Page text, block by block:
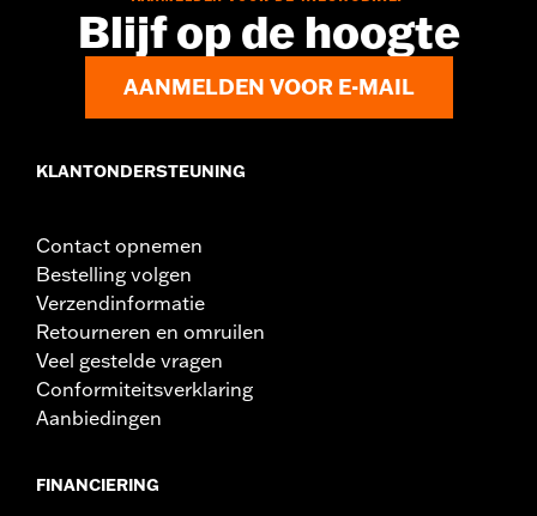
Blijf op de hoogte
AANMELDEN VOOR E-MAIL
KLANTONDERSTEUNING
Contact opnemen
Bestelling volgen
Verzendinformatie
Retourneren en omruilen
Veel gestelde vragen
Conformiteitsverklaring
Aanbiedingen
FINANCIERING